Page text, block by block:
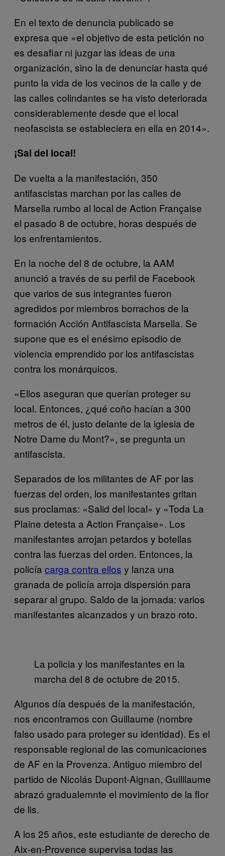
En el texto de denuncia publicado se
expresa que «el objetivo de esta petición no
es desafiar ni juzgar las ideas de una
organización, sino la de denunciar hasta qué
punto la vida de los vecinos de la calle y de
las calles colindantes se ha visto deteriorada
considerablemente desde que el local
neofascista se estableciera en ella en 2014».
¡Sal del local!
De vuelta a la manifestación, 350
antifascistas marchan por las calles de
Marsella rumbo al local de Action Française
el pasado 8 de octubre, horas después de
los enfrentamientos.
En la noche del 8 de octubre, la AAM
anunció a través de su perfil de Facebook
que varios de sus integrantes fueron
agredidos por miembros borrachos de la
formación Acción Antifascista Marsella. Se
supone que es el enésimo episodio de
violencia emprendido por los antifascistas
contra los monárquicos.
«Ellos aseguran que querían proteger su
local. Entonces, ¿qué coño hacían a 300
metros de él, justo delante de la iglesia de
Notre Dame du Mont?», se pregunta un
antifascista.
Separados de los militantes de AF por las
fuerzas del orden, los manifestantes gritan
sus proclamas: «Salid del local» y «Toda La
Plaine detesta a Action Française». Los
manifestantes arrojan petardos y botellas
contra las fuerzas del orden. Entonces, la
policía carga contra ellos y lanza una
granada de policía arroja dispersión para
separar al grupo. Saldo de la jornada: varios
manifestantes alcanzados y un brazo roto.
La policia y los manifestantes en la
marcha del 8 de octubre de 2015.
Algunos día después de la manifestación,
nos encontramos con Guillaume (nombre
falso usado para proteger su identidad). Es el
responsable regional de las comunicaciones
de AF en la Provenza. Antiguo miembro del
partido de Nicolás Dupont-Aignan, Guilllaume
abrazó gradualemnte el movimiento de la flor
de lis.
A los 25 años, este estudiante de derecho de
Aix-en-Provence supervisa todas las